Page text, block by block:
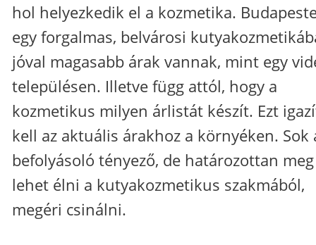
hol helyezkedik el a kozmetika.
egy forgalmas, belvárosi
jóval magasabb árak vannak, mint egy
településen. Illetve függ attól, hogy a
kozmetikus milyen árlistát készít. Ezt
kell az aktuális árakhoz a környéken. Sok
befolyásoló tényező, de határozottan meg
lehet élni a kutyakozmetikus szakmából,
megéri csinálni.